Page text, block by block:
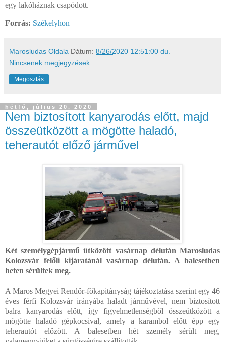
egy lakóháznak csapódott.
Forrás: Székelyhon
Marosludas Oldala Dátum: 8/26/2020 12:51:00 du.
Nincsenek megjegyzések:
Megosztás
hétfő, július 20, 2020
Nem biztosított kanyarodás előtt, majd
összeütközött a mögötte haladó,
teherautót előző járművel
Két személygépjármű ütközött vasárnap délután Marosludas
Kolozsvár felőli kijáratánál vasárnap délután. A balesetben
heten sérültek meg.
A Maros Megyei Rendőr-főkapitányság tájékoztatása szerint egy 46
éves férfi Kolozsvár irányába haladt járművével, nem biztosított
balra kanyarodás előtt, így figyelmetlenségből összeütközött a
mögötte haladó gépkocsival, amely a karambol előtt épp egy
teherautót előzött. A balesetben hét személy sérült meg,